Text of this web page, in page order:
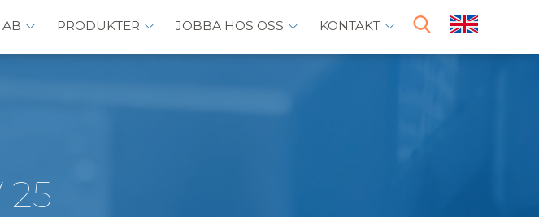
PRODUKTER JOBBA HOS OSS KONTAKT
25